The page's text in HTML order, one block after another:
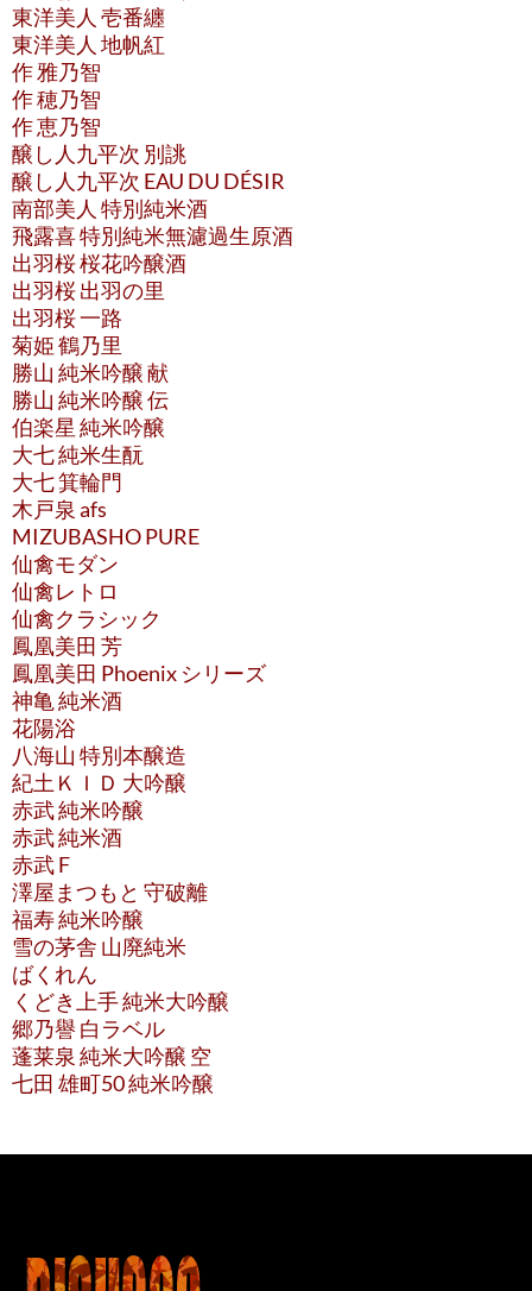
東洋美人 壱番纏
東洋美人 地帆紅
作 雅乃智
作 穂乃智
作 恵乃智
醸し人九平次 別誂
醸し人九平次 EAU DU DÉSIR
南部美人 特別純米酒
飛露喜 特別純米無濾過生原酒
出羽桜 桜花吟醸酒
出羽桜 出羽の里
出羽桜 一路
菊姫 鶴乃里
勝山 純米吟醸 献
勝山 純米吟醸 伝
伯楽星 純米吟醸
大七 純米生酛
大七 箕輪門
木戸泉 afs
MIZUBASHO PURE
仙禽モダン
仙禽レトロ
仙禽クラシック
鳳凰美田 芳
鳳凰美田 Phoenix シリーズ
神亀 純米酒
花陽浴
八海山 特別本醸造
紀土ＫＩＤ 大吟醸
赤武 純米吟醸
赤武 純米酒
赤武 F
澤屋まつもと 守破離
福寿 純米吟醸
雪の茅舎 山廃純米
ばくれん
くどき上手 純米大吟醸
郷乃譽 白ラベル
蓬莱泉 純米大吟醸 空
七田 雄町50 純米吟醸